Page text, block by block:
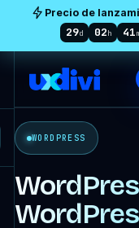
Precio de
29d 02h 41m
WORDPRESS